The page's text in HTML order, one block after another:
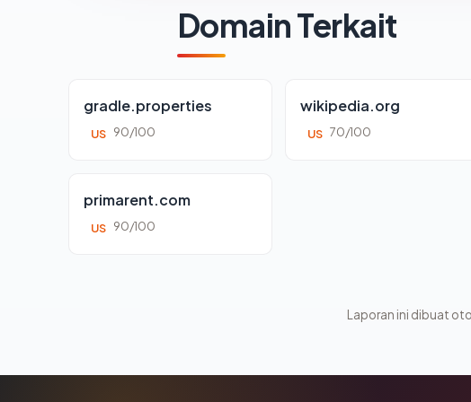
Domain Terkait
gradle.properties
US 90/100
wikipedia.org
US 70/100
primarent.com
US 90/100
Laporan ini dibuat